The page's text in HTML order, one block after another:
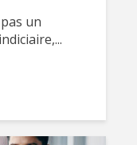
un